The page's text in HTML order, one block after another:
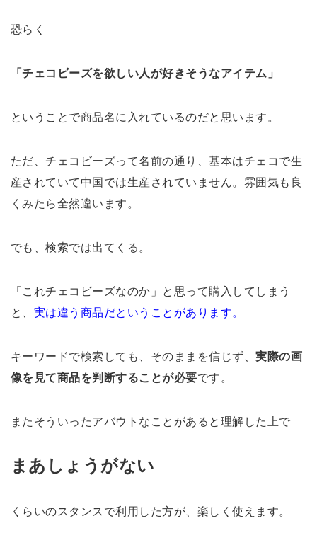
恐らく
「チェコビーズを欲しい人が好きそうなアイテム」
ということで商品名に入れているのだと思います。
ただ、チェコビーズって名前の通り、基本はチェコで生
産されていて中国では生産されていません。雰囲気も良
くみたら全然違います。
でも、検索では出てくる。
「これチェコビーズなのか」と思って購入してしまう
と、 実は違う商品だということがあります。
キーワードで検索しても、そのままを信じず、実際の画
像を見て商品を判断することが必要です。
またそういったアバウトなことがあると理解した上で
まあしょうがない
くらいのスタンスで利用した方が、楽しく使えます。